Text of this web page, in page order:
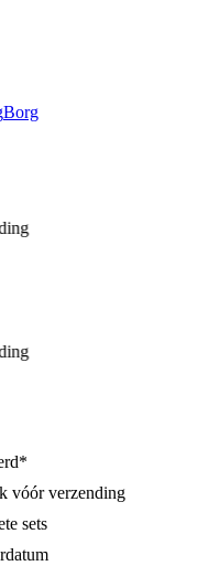
Borg
vóór verzending
sets